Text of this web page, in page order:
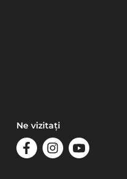
Ne vizitați